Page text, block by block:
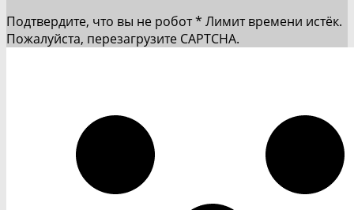
Подтвердите, что вы не робот* Лимит времени истёк.
Пожалуйста, перезагрузите CAPTCHA.